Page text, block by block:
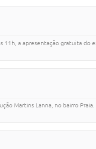
11h, a apresentação gratuita
Martins Lanna, no bairro